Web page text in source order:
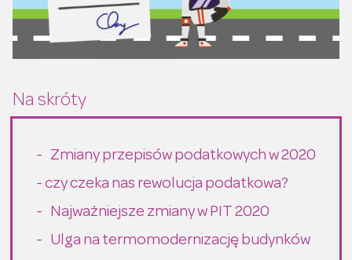
Zmiany przepisów podatkowych w 2020
- czy czeka nas rewolucja podatkowa?
Najważniejsze zmiany w PIT 2020
Ulga na termomodernizację budynków